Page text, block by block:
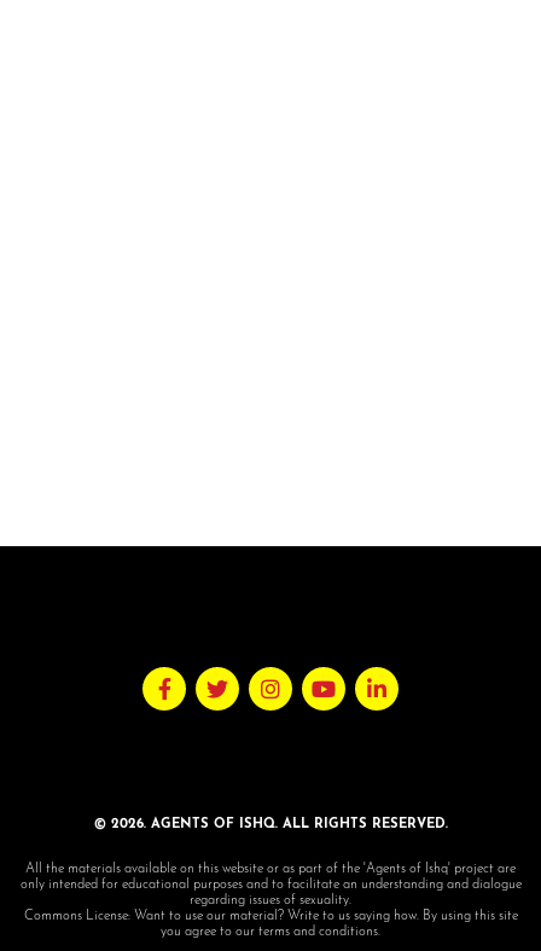
© 2026. AGENTS OF ISHQ. ALL RIGHTS RESERVED.
All the materials available on this website or as part of the 'Agents of Ishq' project are
only intended for educational purposes and to facilitate an understanding and dialogue
regarding issues of sexuality.
Commons License: Want to use our material? Write to us saying how. By using this site
you agree to our terms and conditions.